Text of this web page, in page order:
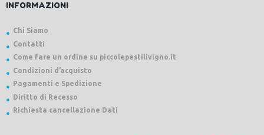
INFORMAZIONI
Chi Siamo
Contatti
Come fare un ordine su piccolepestilivigno.it
Condizioni d’acquisto
Pagamenti e Spedizione
Diritto di Recesso
Richiesta cancellazione Dati